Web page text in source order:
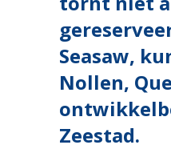
Seasaw,
Nollen,
Zeestad.